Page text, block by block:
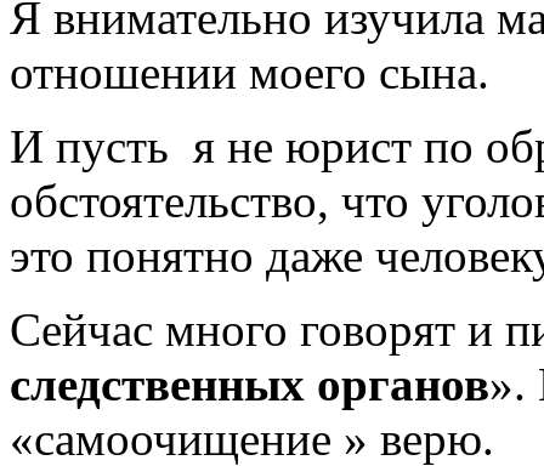
Я внимательно изучила
отношении моего сына.
И пусть я не юрист по
обстоятельство, что
это понятно даже
Сейчас много говорят и
следственных органов».
«самоочищение » верю.